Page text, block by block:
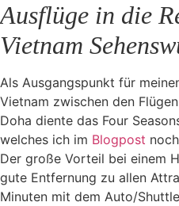
Ausflüge in die
Vietnam
Als Ausgangspunkt für
Vietnam zwischen den
Doha diente das Four
welches ich im Blogpost
Der große Vorteil bei einem
gute Entfernung zu allen
Minuten mit dem Auto/